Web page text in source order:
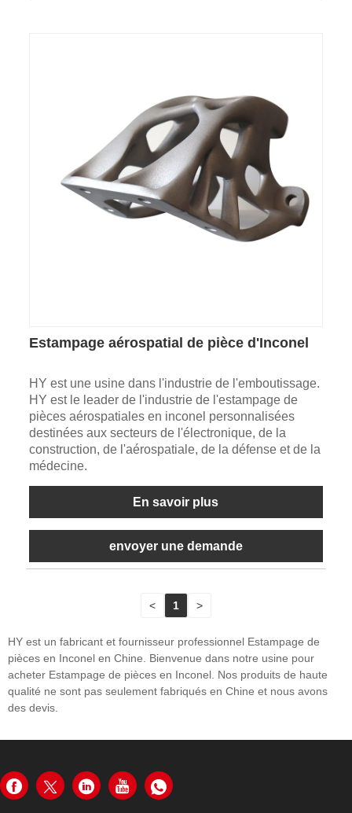
Estampage aérospatial de pièce d'Inconel
HY est une usine dans l'industrie de l'emboutissage.
HY est le leader de l'industrie de l'estampage de
pièces aérospatiales en inconel personnalisées
destinées aux secteurs de l'électronique, de la
construction, de l'aérospatiale, de la défense et de la
médecine.
En savoir plus
envoyer une demande
< 1 >
HY est un fabricant et fournisseur professionnel Estampage de
pièces en Inconel en Chine. Bienvenue dans notre usine pour
acheter Estampage de pièces en Inconel. Nos produits de haute
qualité ne sont pas seulement fabriqués en Chine et nous avons
des devis.